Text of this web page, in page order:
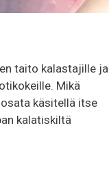
taito kalastajille ja
Mikä
käsitellä itse
kalatiskiltä